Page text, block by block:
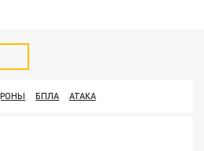
БПЛА АТАКА